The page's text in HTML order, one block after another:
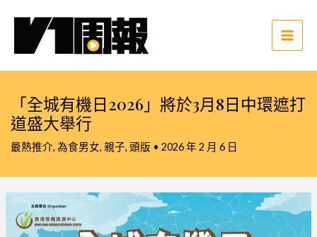
Main
「全城有機日2026」將於3月8日中環遮打
道盛大舉行
最熱推介, 為食男女, 親子, 頭版 • 2026 年 2 月 6 日